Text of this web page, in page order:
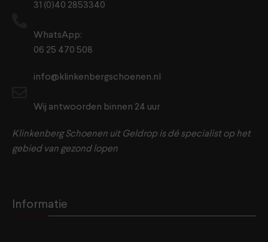
31 (0)40 2853340
WhatsApp:
06 25 470 508
info@klinkenbergschoenen.nl
Wij antwoorden binnen 24 uur
Klinkenberg Schoenen uit Geldrop is dé specialist op het
gebied van gezond lopen
Informatie